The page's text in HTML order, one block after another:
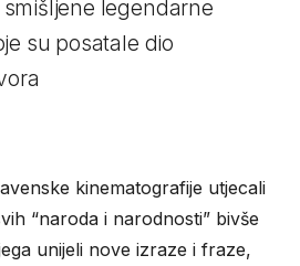
legendarne
su posatale dio
kinematografije utjecali
“naroda i narodnosti” bivše
unijeli nove izraze i fraze,